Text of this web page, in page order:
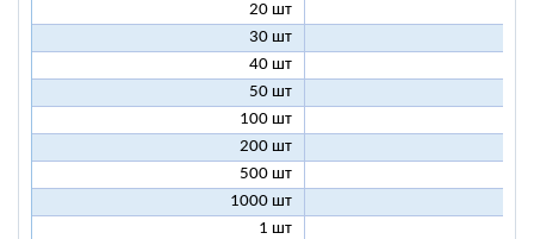
20 шт
30 шт
40 шт
50 шт
100 шт
200 шт
500 шт
1000 шт
1 шт